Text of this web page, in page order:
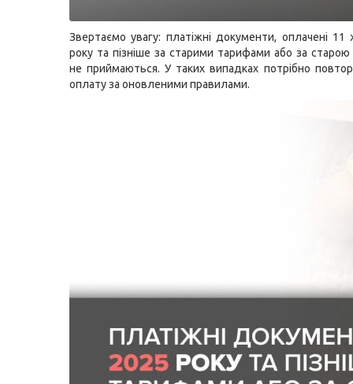
Звертаємо увагу: платіжні документи, оплачені
року та пізніше за старими тарифами або за
не приймаються. У таких випадках потрібно
оплату за оновленими правилами.